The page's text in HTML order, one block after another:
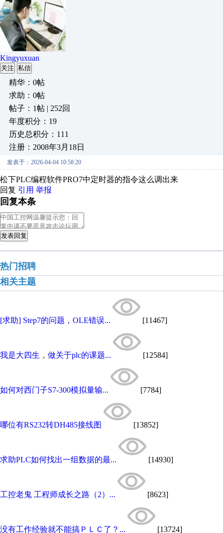
Kingyuxuan
关注 私信
精华：0帖
求助：0帖
帖子：1帖 | 252回
年度积分：19
历史总积分：111
注册：2008年3月18日
发表于：2026-04-04 10:58:20
松下PLC编程软件PRO7中定时器的指令这么调出来
回复 引用 举报
回复本条
发表回复
热门招聘
相关主题
[求助] Step7的问题，OLE错误... [11467]
我是大四生，做关于plc的课题... [12584]
如何对西门子S7-300模拟量输... [7784]
哪位有RS232转DH485接线图 [13852]
求助PLC如何找出一组数据的最... [14930]
工控老鬼 工程师成长之路（2）... [8623]
没有工作经验就不能搞ＰＬＣ了？... [13724]